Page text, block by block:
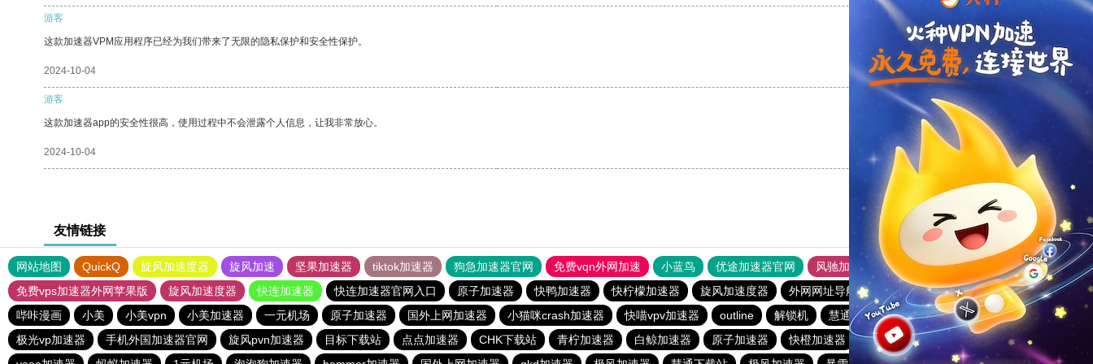
游客
这款加速器VPM应用程序已经为我们带来了无限的隐私保护和安全性保护。
2024-10-04 支持[0] 反对[0]
游客
这款加速器app的安全性很高，使用过程中不会泄露个人信息，让我非常放心。
2024-10-04 支持[0] 反对[0]
友情链接
网站地图 QuickQ 旋风加速度器 旋风加速 坚果加速器 tiktok加速器 狗急加速器官网 免费vqn外网加速 小蓝鸟 优途加速器官网 风驰加速器
旋风加速器
免费vps加速器外网苹果版
旋风加速度器 快连加速器 快连加速器官网入口 原子加速器 快鸭加速器 快柠檬加速器 旋风加速度器 外网网址导航 软件中心 雷霆加速
狂飙加速器
哔咔漫画
小美 小美vpn 小美加速器 一元机场 原子加速器 国外上网加速器 小猫咪crash加速器 快喵vpv加速器 outline 解锁机 慧通下载站 红海pro加速器
优云666
极光vp加速器
手机外国加速器官网 旋风pvn加速器 目标下载站 点点加速器 CHK下载站 青柠加速器 白鲸加速器 原子加速器 快橙加速器 pigcha加速器
酷通加速器